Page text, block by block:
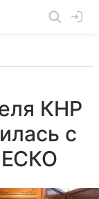
КНР
с